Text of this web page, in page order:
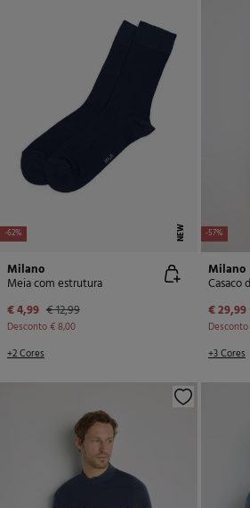
-62% NEW
Milano
Meia com estrutura
€ 4,99 € 12,99
Desconto€ 8,00
+2 Cores
-57%
Milano
€ 29,99
Desconto
+3 Cores